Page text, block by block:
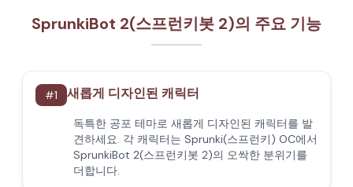
SprunkiBot 2(스프런키봇 2)의 주요 기능
#1 새롭게 디자인된 캐릭터
독특한 공포 테마로 새롭게 디자인된 캐릭터를 발
견하세요. 각 캐릭터는 Sprunki(스프런키) OC에서
SprunkiBot 2(스프런키봇 2)의 오싹한 분위기를
더합니다.